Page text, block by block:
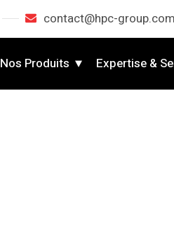
contact@hpc-
Nos Produits Expertise &